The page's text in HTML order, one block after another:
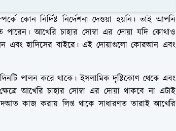
কোন নির্দিষ্ট নির্দেশনা দেওয়া হয়নি। তাই আপনি
আখেরি চাহার সোম্বা এর দোয়া যদি কোথাও
এবং হাদিসের বাইরে। এই দোয়াগুলো কোরআন এবং
পালন করে থাকে। ইসলামিক দৃষ্টিকোণ থেকে এবং
আখেরি চাহার সোম্বা এর দোয়া থাকবে না এটাই
কাজ করায় লিপ্ত থাকে সাধারণত তারাই আখেরি